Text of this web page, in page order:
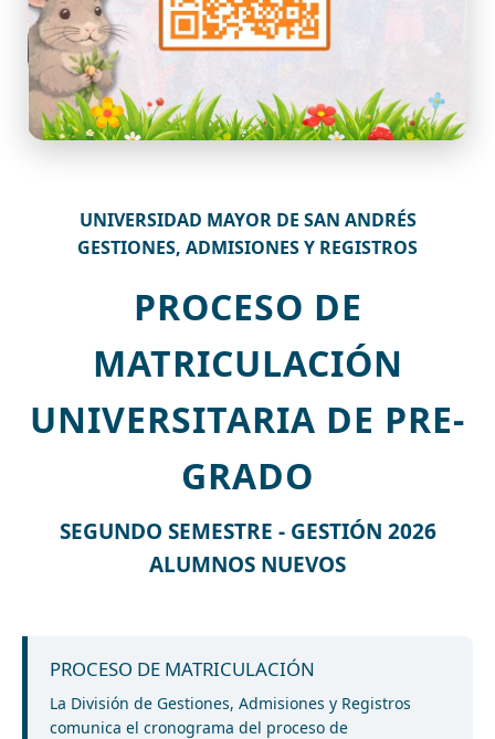
UNIVERSIDAD MAYOR DE SAN ANDRÉS
GESTIONES, ADMISIONES Y REGISTROS
PROCESO DE
MATRICULACIÓN
UNIVERSITARIA DE PRE-
GRADO
SEGUNDO SEMESTRE - GESTIÓN 2026
ALUMNOS NUEVOS
PROCESO DE MATRICULACIÓN
La División de Gestiones, Admisiones y Registros
comunica el cronograma del proceso de